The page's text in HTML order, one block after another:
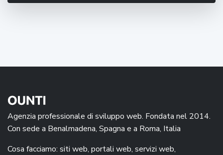
Agenzia professionale di sviluppo web. Fondata nel 2014.
Con sede a Benalmadena, Spagna e a Roma, Italia
Cosa facciamo: siti web, portali web, servizi web,